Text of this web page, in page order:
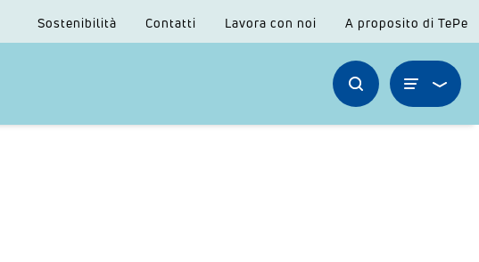
Sostenibilità Contatti Lavora con noi A proposito di TePe